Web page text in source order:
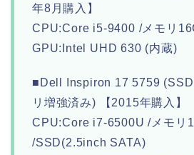
年8月購入】
CPU:Core i5-9400 /メモリ
GPU:Intel UHD 630 (内蔵)
■Dell Inspiron 17 5759
リ増強済み) 【2015年購入】
CPU:Core i7-6500U /メモリ
/SSD(2.5inch SATA)